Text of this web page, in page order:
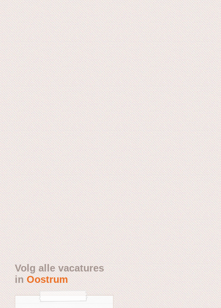
Volg alle vacatures
in Oostrum